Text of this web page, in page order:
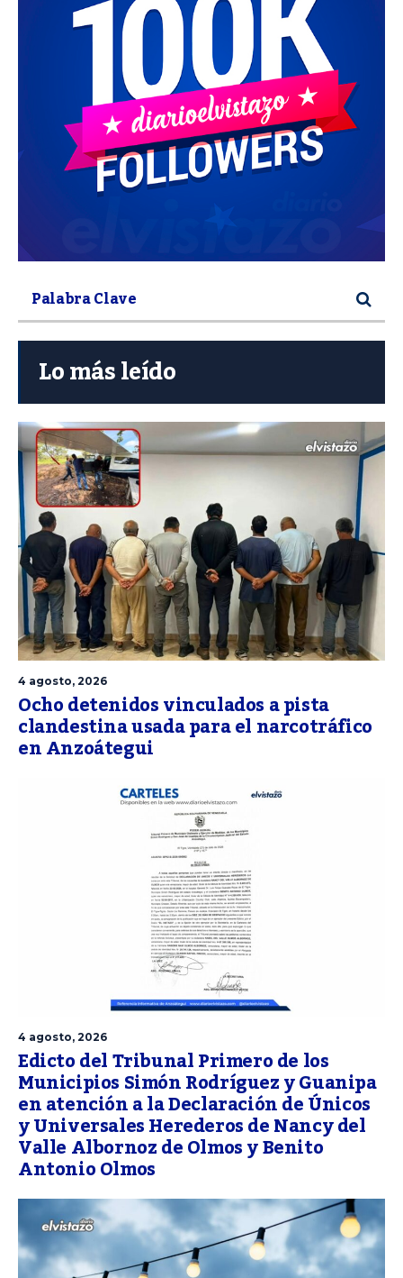
Lo más leído
4 agosto, 2026
Ocho detenidos vinculados a pista
clandestina usada para el narcotráfico
en Anzoátegui
4 agosto, 2026
Edicto del Tribunal Primero de los
Municipios Simón Rodríguez y Guanipa
en atención a la Declaración de Únicos
y Universales Herederos de Nancy del
Valle Albornoz de Olmos y Benito
Antonio Olmos